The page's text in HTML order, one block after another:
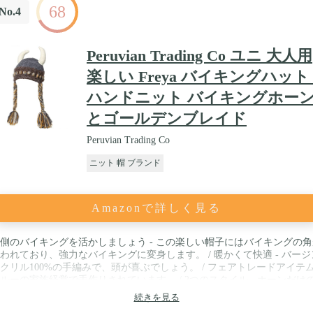
68
Peruvian Trading Co ユニ 大人用
楽しい Freya バイキングハット
ハンドニット バイキングホー
とゴールデンブレイド
Peruvian Trading Co
ニット 帽 ブランド
Amazonで詳しく見る
のバイキングを活かしましょう - この楽しい帽子にはバイキングの
れており、強力なバイキングに変身します。 / 暖かくて快適 - バージ
リル100%の手編みで、頭が喜ぶでしょう。 / フェアトレードアイテ
ソー」と、角と長い金色の編みが特徴的な「Freya」からお選びくださ
。 / 素晴らしい贈り物になります - バイキングになりたいと思っている
続きを見る